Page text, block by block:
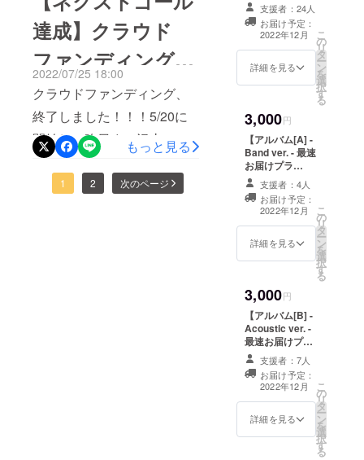
達成】クラウド
ファンディング、
ありがとうござい
ました！！！
2022/07/25 18:00
クラウドファンディング、
終了しました！！！5/20に
開始し、昨日まで沢山の
方々にご支援頂けたこと
が、本当に嬉しいです。あ
もっと見る
1 2 次のページ
”の楽譜をお渡し
します！ 下記か
ら1点、お選びく
ださい。 ・ピア
ノ譜 ・伴奏音源
作ソフトで作成
したものです。
手書きではあり
ません。 *ピア
ノ譜の難易度は
初心者〜中級者
向けです。 *複
製防止のため、
楽譜に支援者様
のお名前とお礼
メッセージを記
載いたします。
支援者：24人
お届け予定：
2022年12月
詳細を見る
こ
の
リ
タ
ー
ン
を
選
択
す
る
3,000円
【アルバム[A] -
Band ver. - 最速
お届けプラ
ン！】 『アルバ
ム[A] - Band
ver. -』を発売前
にGETしましょ
う！ 《リターン
内容》 ・アルバ
ver. - 販売予定価
イン付き限定ポ
ストカード（非
売品。はがきサ
イズ） ・お礼
メール 送料
（¥250~）はこ
ちらで負担致し
ます。
支援者：4人
お届け予定：
2022年12月
詳細を見る
こ
の
リ
タ
ー
ン
を
選
択
す
る
3,000円
【アルバム[B] -
Acoustic ver. -
最速お届けプラ
ン！】 『アルバ
ム[B] - Acoustic
ver. -』を発売前
にGETしましょ
う！ 《リターン
内容》 ・アルバ
ム[B] - Acoustic
ver. - 販売予定価
支援者：7人
お届け予定：
2022年12月
詳細を見る
こ
の
リ
タ
ー
ン
を
選
択
す
る